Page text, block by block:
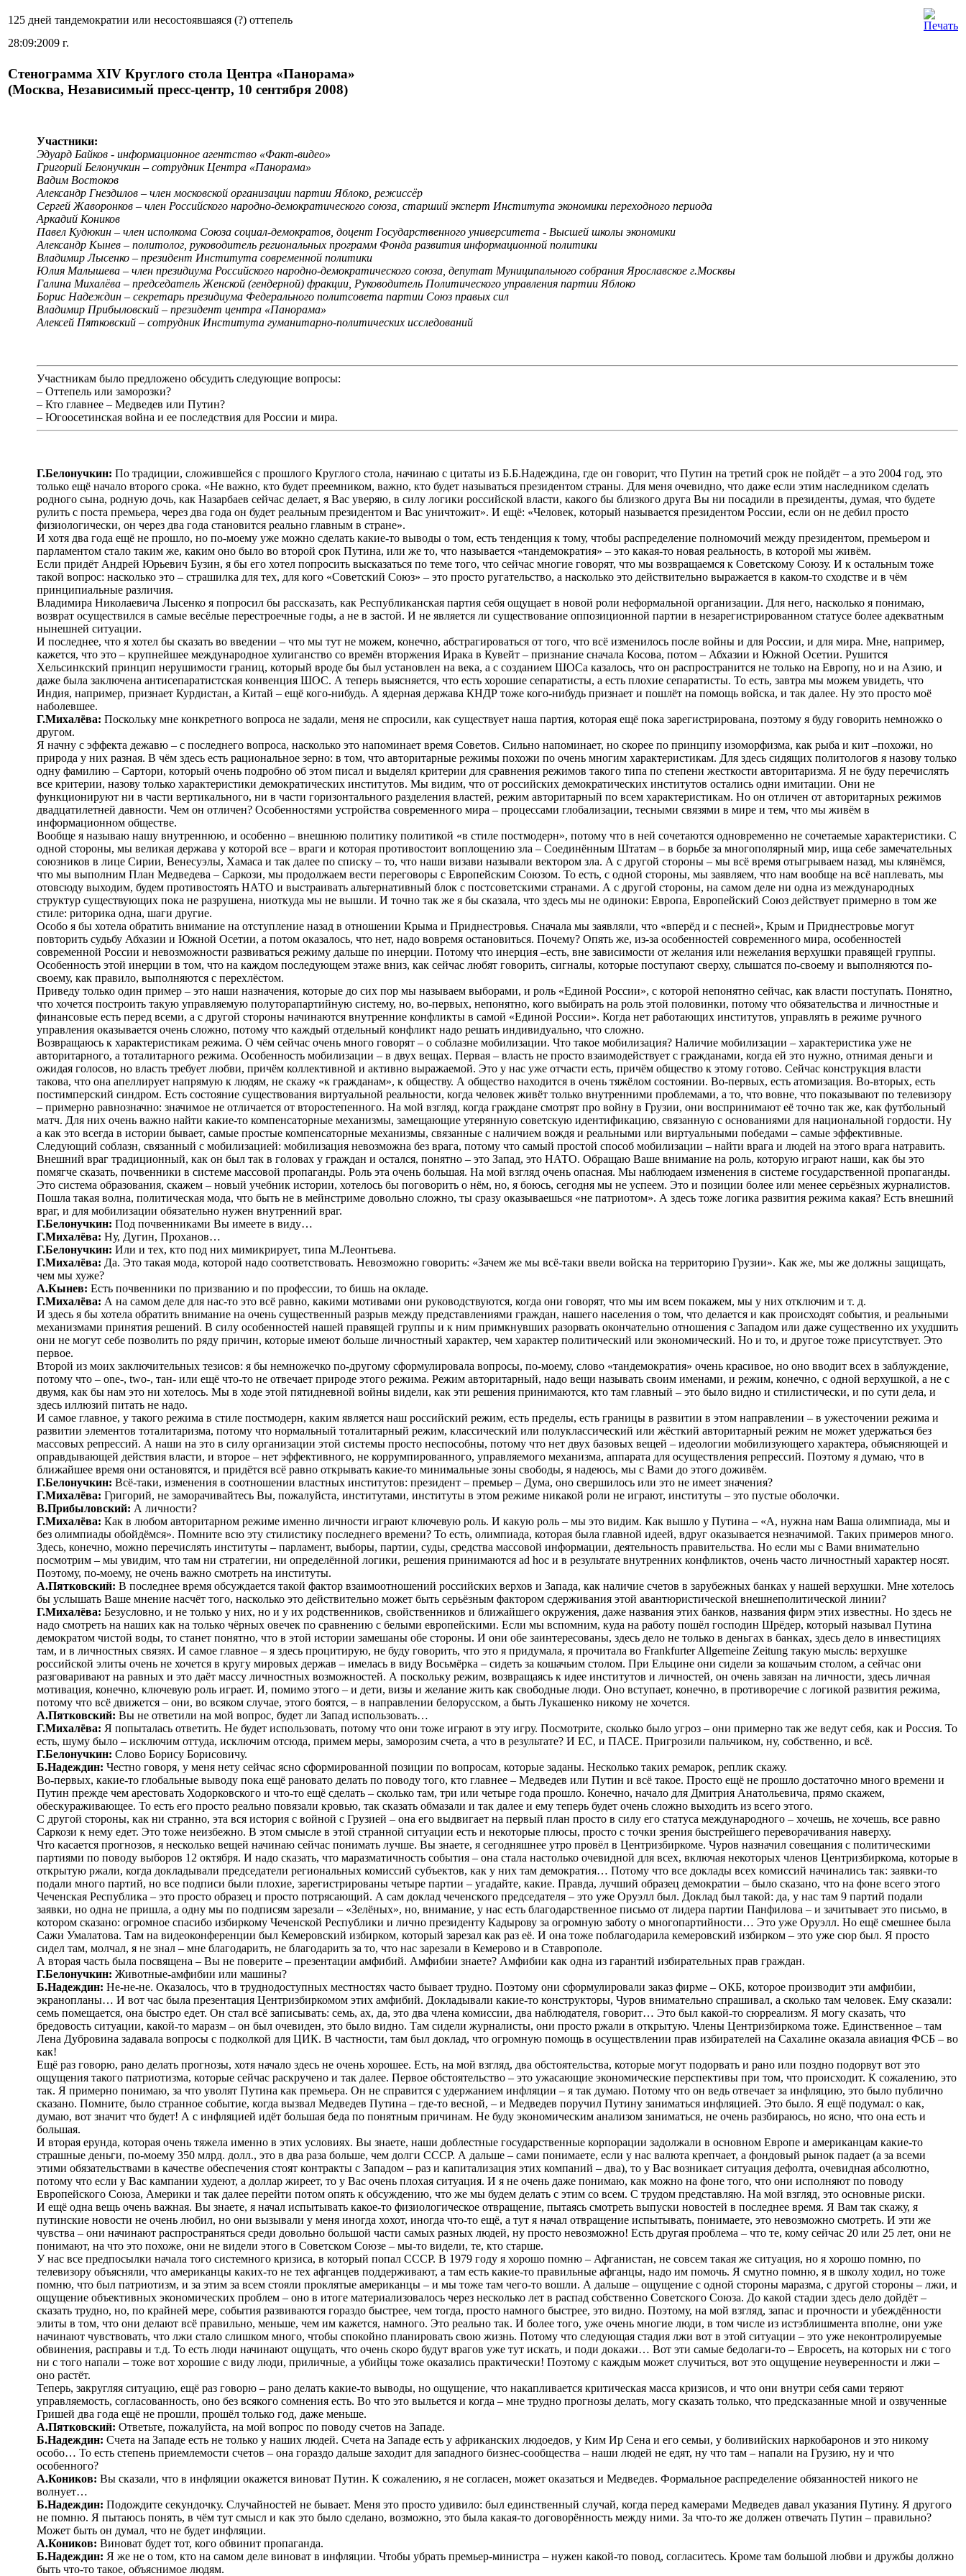
125 дней тандемократии или несостоявшаяся (?) оттепель
28:09:2009 г.
Стенограмма XIV Круглого стола Центра «Панорама»
(Москва, Независимый пресс-центр, 10 сентября 2008)
Участники:
Эдуард Байков - информационное агентство «Факт-видео»
Григорий Белонучкин – сотрудник Центра «Панорама»
Вадим Востоков
Александр Гнездилов – член московской организации партии Яблоко, режиссёр
Сергей Жаворонков – член Российского народно-демократического союза, старший эксперт Института экономики переходного периода
Аркадий Коников
Павел Кудюкин – член исполкома Союза социал-демократов, доцент Государственного университета - Высшей школы экономики
Александр Кынев – политолог, руководитель региональных программ Фонда развития информационной политики
Владимир Лысенко – президент Института современной политики
Юлия Малышева – член президиума Российского народно-демократического союза, депутат Муниципального собрания Ярославское г.Москвы
Галина Михалёва – председатель Женской (гендерной) фракции, Руководитель Политического управления партии Яблоко
Борис Надеждин – секретарь президиума Федерального политсовета партии Союз правых сил
Владимир Прибыловский – президент центра «Панорама»
Алексей Пятковский – сотрудник Института гуманитарно-политических исследований
Участникам было предложено обсудить следующие вопросы:
– Оттепель или заморозки?
– Кто главнее – Медведев или Путин?
– Югоосетинская война и ее последствия для России и мира.
Г.Белонучкин: По традиции, сложившейся с прошлого Круглого стола, начинаю с цитаты из Б.Б.Надеждина, где он говорит, что Путин на третий срок не пойдёт – а это 2004 год, это
только ещё начало второго срока. «Не важно, кто будет преемником, важно, кто будет называться президентом страны. Для меня очевидно, что даже если этим наследником сделать
родного сына, родную дочь, как Назарбаев сейчас делает, я Вас уверяю, в силу логики российской власти, какого бы близкого друга Вы ни посадили в президенты, думая, что будете
рулить с поста премьера, через два года он будет реальным президентом и Вас уничтожит». И ещё: «Человек, который называется президентом России, если он не дебил просто
физиологически, он через два года становится реально главным в стране».
И хотя два года ещё не прошло, но по-моему уже можно сделать какие-то выводы о том, есть тенденция к тому, чтобы распределение полномочий между президентом, премьером и
парламентом стало таким же, каким оно было во второй срок Путина, или же то, что называется «тандемократия» – это какая-то новая реальность, в которой мы живём.
Если придёт Андрей Юрьевич Бузин, я бы его хотел попросить высказаться по теме того, что сейчас многие говорят, что мы возвращаемся к Советскому Союзу. И к остальным тоже
такой вопрос: насколько это – страшилка для тех, для кого «Советский Союз» – это просто ругательство, а насколько это действительно выражается в каком-то сходстве и в чём
принципиальные различия.
Владимира Николаевича Лысенко я попросил бы рассказать, как Республиканская партия себя ощущает в новой роли неформальной организации. Для него, насколько я понимаю,
возврат осуществился в самые весёлые перестроечные годы, а не в застой. И не является ли существование оппозиционной партии в незарегистрированном статусе более адекватным
нынешней ситуации.
И последнее, что я хотел бы сказать во введении – что мы тут не можем, конечно, абстрагироваться от того, что всё изменилось после войны и для России, и для мира. Мне, например,
кажется, что это – крупнейшее международное хулиганство со времён вторжения Ирака в Кувейт – признание сначала Косова, потом – Абхазии и Южной Осетии. Рушится
Хельсинкский принцип нерушимости границ, который вроде бы был установлен на века, а с созданием ШОСа казалось, что он распространится не только на Европу, но и на Азию, и
даже была заключена антисепаратистская конвенция ШОС. А теперь выясняется, что есть хорошие сепаратисты, а есть плохие сепаратисты. То есть, завтра мы можем увидеть, что
Индия, например, признает Курдистан, а Китай – ещё кого-нибудь. А ядерная держава КНДР тоже кого-нибудь признает и пошлёт на помощь войска, и так далее. Ну это просто моё
наболевшее.
Г.Михалёва: Поскольку мне конкретного вопроса не задали, меня не спросили, как существует наша партия, которая ещё пока зарегистрирована, поэтому я буду говорить немножко о
другом.
Я начну с эффекта дежавю – с последнего вопроса, насколько это напоминает время Советов. Сильно напоминает, но скорее по принципу изоморфизма, как рыба и кит –похожи, но
природа у них разная. В чём здесь есть рациональное зерно: в том, что авторитарные режимы похожи по очень многим характеристикам. Для здесь сидящих политологов я назову только
одну фамилию – Сартори, который очень подробно об этом писал и выделял критерии для сравнения режимов такого типа по степени жесткости авторитаризма. Я не буду перечислять
все критерии, назову только характеристики демократических институтов. Мы видим, что от российских демократических институтов остались одни имитации. Они не
функционируют ни в части вертикального, ни в части горизонтального разделения властей, режим авторитарный по всем характеристикам. Но он отличен от авторитарных режимов
двадцатилетней давности. Чем он отличен? Особенностями устройства современного мира – процессами глобализации, тесными связями в мире и тем, что мы живём в
информационном обществе.
Вообще я называю нашу внутреннюю, и особенно – внешнюю политику политикой «в стиле постмодерн», потому что в ней сочетаются одновременно не сочетаемые характеристики. С
одной стороны, мы великая держава у которой все – враги и которая противостоит воплощению зла – Соединённым Штатам – в борьбе за многополярный мир, ища себе замечательных
союзников в лице Сирии, Венесуэлы, Хамаса и так далее по списку – то, что наши визави называли вектором зла. А с другой стороны – мы всё время отыгрываем назад, мы клянёмся,
что мы выполним План Медведева – Саркози, мы продолжаем вести переговоры с Европейским Союзом. То есть, с одной стороны, мы заявляем, что нам вообще на всё наплевать, мы
отовсюду выходим, будем противостоять НАТО и выстраивать альтернативный блок с постсоветскими странами. А с другой стороны, на самом деле ни одна из международных
структур существующих пока не разрушена, ниоткуда мы не вышли. И точно так же я бы сказала, что здесь мы не одиноки: Европа, Европейский Союз действует примерно в том же
стиле: риторика одна, шаги другие.
Особо я бы хотела обратить внимание на отступление назад в отношении Крыма и Приднестровья. Сначала мы заявляли, что «вперёд и с песней», Крым и Приднестровье могут
повторить судьбу Абхазии и Южной Осетии, а потом оказалось, что нет, надо вовремя остановиться. Почему? Опять же, из-за особенностей современного мира, особенностей
современной России и невозможности развиваться режиму дальше по инерции. Потому что инерция –есть, вне зависимости от желания или нежелания верхушки правящей группы.
Особенность этой инерции в том, что на каждом последующем этаже вниз, как сейчас любят говорить, сигналы, которые поступают сверху, слышатся по-своему и выполняются по-
своему, как правило, выполняются с перехлёстом.
Приведу только один пример – это наши назначения, которые до сих пор мы называем выборами, и роль «Единой России», с которой непонятно сейчас, как власти поступать. Понятно,
что хочется построить такую управляемую полуторапартийную систему, но, во-первых, непонятно, кого выбирать на роль этой половинки, потому что обязательства и личностные и
финансовые есть перед всеми, а с другой стороны начинаются внутренние конфликты в самой «Единой России». Когда нет работающих институтов, управлять в режиме ручного
управления оказывается очень сложно, потому что каждый отдельный конфликт надо решать индивидуально, что сложно.
Возвращаюсь к характеристикам режима. О чём сейчас очень много говорят – о соблазне мобилизации. Что такое мобилизация? Наличие мобилизации – характеристика уже не
авторитарного, а тоталитарного режима. Особенность мобилизации – в двух вещах. Первая – власть не просто взаимодействует с гражданами, когда ей это нужно, отнимая деньги и
ожидая голосов, но власть требует любви, причём коллективной и активно выражаемой. Это у нас уже отчасти есть, причём общество к этому готово. Сейчас конструкция власти
такова, что она апеллирует напрямую к людям, не скажу «к гражданам», к обществу. А общество находится в очень тяжёлом состоянии. Во-первых, есть атомизация. Во-вторых, есть
постимперский синдром. Есть состояние существования виртуальной реальности, когда человек живёт только внутренними проблемами, а то, что вовне, что показывают по телевизору
– примерно равнозначно: значимое не отличается от второстепенного. На мой взгляд, когда граждане смотрят про войну в Грузии, они воспринимают её точно так же, как футбольный
матч. Для них очень важно найти какие-то компенсаторные механизмы, замещающие утерянную советскую идентификацию, связанную с основаниями для национальной гордости. Ну
а как это всегда в истории бывает, самые простые компенсаторные механизмы, связанные с наличием вождя и реальными или виртуальными победами – самые эффективные.
Следующий соблазн, связанный с мобилизацией: мобилизация невозможна без врага, потому что самый простой способ мобилизации – найти врага и людей на этого врага натравить.
Внешний враг традиционный, как он был так в головах у граждан и остался, понятно – это Запад, это НАТО. Обращаю Ваше внимание на роль, которую играют наши, как бы это
помягче сказать, почвенники в системе массовой пропаганды. Роль эта очень большая. На мой взгляд очень опасная. Мы наблюдаем изменения в системе государственной пропаганды.
Это система образования, скажем – новый учебник истории, хотелось бы поговорить о нём, но, я боюсь, сегодня мы не успеем. Это и позиции более или менее серьёзных журналистов.
Пошла такая волна, политическая мода, что быть не в мейнстриме довольно сложно, ты сразу оказываешься «не патриотом». А здесь тоже логика развития режима какая? Есть внешний
враг, и для мобилизации обязательно нужен внутренний враг.
Г.Белонучкин: Под почвенниками Вы имеете в виду…
Г.Михалёва: Ну, Дугин, Проханов…
Г.Белонучкин: Или и тех, кто под них мимикрирует, типа М.Леонтьева.
Г.Михалёва: Да. Это такая мода, которой надо соответствовать. Невозможно говорить: «Зачем же мы всё-таки ввели войска на территорию Грузии». Как же, мы же должны защищать,
чем мы хуже?
А.Кынев: Есть почвенники по призванию и по профессии, то бишь на окладе.
Г.Михалёва: А на самом деле для нас-то это всё равно, какими мотивами они руководствуются, когда они говорят, что мы им всем покажем, мы у них отключим и т. д.
И здесь я бы хотела обратить внимание на очень существенный разрыв между представлениями граждан, нашего населения о том, что делается и как происходят события, и реальными
механизмами принятия решений. В силу особенностей нашей правящей группы и к ним примкнувших разорвать окончательно отношения с Западом или даже существенно их ухудшить
они не могут себе позволить по ряду причин, которые имеют больше личностный характер, чем характер политический или экономический. Но и то, и другое тоже присутствует. Это
первое.
Второй из моих заключительных тезисов: я бы немножечко по-другому сформулировала вопросы, по-моему, слово «тандемократия» очень красивое, но оно вводит всех в заблуждение,
потому что – one-, two-, тан- или ещё что-то не отвечает природе этого режима. Режим авторитарный, надо вещи называть своим именами, и режим, конечно, с одной верхушкой, а не с
двумя, как бы нам это ни хотелось. Мы в ходе этой пятидневной войны видели, как эти решения принимаются, кто там главный – это было видно и стилистически, и по сути дела, и
здесь иллюзий питать не надо.
И самое главное, у такого режима в стиле постмодерн, каким является наш российский режим, есть пределы, есть границы в развитии в этом направлении – в ужесточении режима и
развитии элементов тоталитаризма, потому что нормальный тоталитарный режим, классический или полуклассический или жёсткий авторитарный режим не может удержаться без
массовых репрессий. А наши на это в силу организации этой системы просто неспособны, потому что нет двух базовых вещей – идеологии мобилизующего характера, объясняющей и
оправдывающей действия власти, и второе – нет эффективного, не коррумпированного, управляемого механизма, аппарата для осуществления репрессий. Поэтому я думаю, что в
ближайшее время они остановятся, и придётся всё равно открывать какие-то минимальные зоны свободы, я надеюсь, мы с Вами до этого доживём.
Г.Белонучкин: Всё-таки, изменения в соотношении властных институтов: президент – премьер – Дума, оно свершилось или это не имеет значения?
Г.Михалёва: Григорий, не заморачивайтесь Вы, пожалуйста, институтами, институты в этом режиме никакой роли не играют, институты – это пустые оболочки.
В.Прибыловский: А личности?
Г.Михалёва: Как в любом авторитарном режиме именно личности играют ключевую роль. И какую роль – мы это видим. Как вышло у Путина – «А, нужна нам Ваша олимпиада, мы и
без олимпиады обойдёмся». Помните всю эту стилистику последнего времени? То есть, олимпиада, которая была главной идеей, вдруг оказывается незначимой. Таких примеров много.
Здесь, конечно, можно перечислять институты – парламент, выборы, партии, суды, средства массовой информации, деятельность правительства. Но если мы с Вами внимательно
посмотрим – мы увидим, что там ни стратегии, ни определённой логики, решения принимаются ad hoc и в результате внутренних конфликтов, очень часто личностный характер носят.
Поэтому, по-моему, не очень важно смотреть на институты.
А.Пятковский: В последнее время обсуждается такой фактор взаимоотношений российских верхов и Запада, как наличие счетов в зарубежных банках у нашей верхушки. Мне хотелось
бы услышать Ваше мнение насчёт того, насколько это действительно может быть серьёзным фактором сдерживания этой авантюристической внешнеполитической линии?
Г.Михалёва: Безусловно, и не только у них, но и у их родственников, свойственников и ближайшего окружения, даже названия этих банков, названия фирм этих известны. Но здесь не
надо смотреть на наших как на только чёрных овечек по сравнению с белыми европейскими. Если мы вспомним, куда на работу пошёл господин Шрёдер, который называл Путина
демократом чистой воды, то станет понятно, что в этой истории замешаны обе стороны. И они обе заинтересованы, здесь дело не только в деньгах в банках, здесь дело в инвестициях
там, и в личностных связях. И самое главное – я здесь процитирую, не буду говорить, что это я придумала, я прочитала во Frankfurter Allgemeine Zeitung такую мысль: верхушке
российской элиты очень не хочется в кругу мировых держав – имелась в виду Восьмёрка – сидеть за кошачьим столом. При Ельцине они сидели за кошачьим столом, а сейчас они
разговаривают на равных и это даёт массу личностных возможностей. А поскольку режим, возвращаясь к идее институтов и личностей, он очень завязан на личности, здесь личная
мотивация, конечно, ключевую роль играет. И, помимо этого – и дети, визы и желание жить как свободные люди. Оно вступает, конечно, в противоречие с логикой развития режима,
потому что всё движется – они, во всяком случае, этого боятся, – в направлении белорусском, а быть Лукашенко никому не хочется.
А.Пятковский: Вы не ответили на мой вопрос, будет ли Запад использовать…
Г.Михалёва: Я попыталась ответить. Не будет использовать, потому что они тоже играют в эту игру. Посмотрите, сколько было угроз – они примерно так же ведут себя, как и Россия. То
есть, шуму было – исключим оттуда, исключим отсюда, примем меры, заморозим счета, а что в результате? И ЕС, и ПАСЕ. Пригрозили пальчиком, ну, собственно, и всё.
Г.Белонучкин: Слово Борису Борисовичу.
Б.Надеждин: Честно говоря, у меня нету сейчас ясно сформированной позиции по вопросам, которые заданы. Несколько таких ремарок, реплик скажу.
Во-первых, какие-то глобальные выводу пока ещё рановато делать по поводу того, кто главнее – Медведев или Путин и всё такое. Просто ещё не прошло достаточно много времени и
Путин прежде чем арестовать Ходорковского и что-то ещё сделать – сколько там, три или четыре года прошло. Конечно, начало для Дмитрия Анатольевича, прямо скажем,
обескураживающее. То есть его просто реально повязали кровью, так сказать обмазали и так далее и ему теперь будет очень сложно выходить из всего этого.
С другой стороны, как ни странно, эта вся история с войной с Грузией – она его выдвигает на первый план просто в силу его статуса международного – хочешь, не хочешь, все равно
Саркози к нему едет. Это тоже неизбежно. В этом смысле в этой странной ситуации есть и некоторые плюсы, просто с точки зрения быстрейшего переворачивания наверху.
Что касается прогнозов, я несколько вещей начинаю сейчас понимать лучше. Вы знаете, я сегодняшнее утро провёл в Центризбиркоме. Чуров назначил совещания с политическими
партиями по поводу выборов 12 октября. И надо сказать, что маразматичность события – она стала настолько очевидной для всех, включая некоторых членов Центризбиркома, которые в
открытую ржали, когда докладывали председатели региональных комиссий субъектов, как у них там демократия… Потому что все доклады всех комиссий начинались так: заявки-то
подали много партий, но все подписи были плохие, зарегистрированы четыре партии – угадайте, какие. Правда, лучший образец демократии – было сказано, что на фоне всего этого
Чеченская Республика – это просто образец и просто потрясающий. А сам доклад чеченского председателя – это уже Оруэлл был. Доклад был такой: да, у нас там 9 партий подали
заявки, но одна не пришла, а одну мы по подписям зарезали – «Зелёных», но, внимание, у нас есть благодарственное письмо от лидера партии Панфилова – и зачитывает это письмо, в
котором сказано: огромное спасибо избиркому Чеченской Республики и лично президенту Кадырову за огромную заботу о многопартийности… Это уже Оруэлл. Но ещё смешнее была
Сажи Умалатова. Там на видеоконференции был Кемеровский избирком, который зарезал как раз её. И она тоже поблагодарила кемеровский избирком – это уже сюр был. Я просто
сидел там, молчал, я не знал – мне благодарить, не благодарить за то, что нас зарезали в Кемерово и в Ставрополе.
А вторая часть была посвящена – Вы не поверите – презентации амфибий. Амфибии знаете? Амфибии как одна из гарантий избирательных прав граждан.
Г.Белонучкин: Животные-амфибии или машины?
Б.Надеждин: Не-не-не. Оказалось, что в труднодоступных местностях часто бывает трудно. Поэтому они сформулировали заказ фирме – ОКБ, которое производит эти амфибии,
экранопланы… И вот час была презентация Центризбиркомом этих амфибий. Докладывали какие-то конструкторы, Чуров внимательно спрашивал, а сколько там человек. Ему сказали:
семь помещается, она быстро едет. Он стал всё записывать: семь, ах, да, это два члена комиссии, два наблюдателя, говорит… Это был какой-то сюрреализм. Я могу сказать, что
бредовость ситуации, какой-то маразм – он был очевиден, это было видно. Там сидели журналисты, они просто ржали в открытую. Члены Центризбиркома тоже. Единственное – там
Лена Дубровина задавала вопросы с подколкой для ЦИК. В частности, там был доклад, что огромную помощь в осуществлении прав избирателей на Сахалине оказала авиация ФСБ – во
как!
Ещё раз говорю, рано делать прогнозы, хотя начало здесь не очень хорошее. Есть, на мой взгляд, два обстоятельства, которые могут подорвать и рано или поздно подорвут вот это
ощущения такого патриотизма, которые сейчас раскручено и так далее. Первое обстоятельство – это ужасающие экономические перспективы при том, что происходит. К сожалению, это
так. Я примерно понимаю, за что уволят Путина как премьера. Он не справится с удержанием инфляции – я так думаю. Потому что он ведь отвечает за инфляцию, это было публично
сказано. Помните, было странное событие, когда вызвал Медведев Путина – где-то весной, – и Медведев поручил Путину заниматься инфляцией. Это было. Я ещё подумал: о как,
думаю, вот значит что будет! А с инфляцией идёт большая беда по понятным причинам. Не буду экономическим анализом заниматься, не очень разбираюсь, но ясно, что она есть и
большая.
И вторая ерунда, которая очень тяжела именно в этих условиях. Вы знаете, наши доблестные государственные корпорации задолжали в основном Европе и американцам какие-то
страшные деньги, по-моему 350 млрд. долл., это в два раза больше, чем долги СССР. А дальше – сами понимаете, если у нас валюта крепчает, а фондовый рынок падает (а за всеми
этими обязательствами в качестве обеспечения стоят контракты с Западом – раз и капитализация этих компаний – два), то у Вас возникает ситуация дефолта, очевидная абсолютно,
потому что если у Вас кампании худеют, а доллар жиреет, то у Вас очень плохая ситуация. И я не очень даже понимаю, как можно на фоне того, что они исполняют по поводу
Европейского Союза, Америки и так далее перейти потом опять к обсуждению, что же мы будем делать с этим со всем. С трудом представляю. На мой взгляд, это основные риски.
И ещё одна вещь очень важная. Вы знаете, я начал испытывать какое-то физиологическое отвращение, пытаясь смотреть выпуски новостей в последнее время. Я Вам так скажу, я
путинские новости не очень любил, но они вызывали у меня иногда хохот, иногда что-то ещё, а тут я начал отвращение испытывать, понимаете, это невозможно смотреть. И эти же
чувства – они начинают распространяться среди довольно большой части самых разных людей, ну просто невозможно! Есть другая проблема – что те, кому сейчас 20 или 25 лет, они не
понимают, на что это похоже, они не видели этого в Советском Союзе – мы-то видели, те, кто старше.
У нас все предпосылки начала того системного кризиса, в который попал СССР. В 1979 году я хорошо помню – Афганистан, не совсем такая же ситуация, но я хорошо помню, по
телевизору объясняли, что американцы каких-то не тех афганцев поддерживают, а там есть какие-то правильные афганцы, надо им помочь. Я смутно помню, я в школу ходил, но тоже
помню, что был патриотизм, и за этим за всем стояли проклятые американцы – и мы тоже там чего-то вошли. А дальше – ощущение с одной стороны маразма, с другой стороны – лжи, и
ощущение объективных экономических проблем – оно в итоге материализовалось через несколько лет в распад собственно Советского Союза. До какой стадии здесь дело дойдёт –
сказать трудно, но, по крайней мере, события развиваются гораздо быстрее, чем тогда, просто намного быстрее, это видно. Поэтому, на мой взгляд, запас и прочности и убеждённости
элиты в том, что они делают всё правильно, меньше, чем им кажется, намного. Это реально так. И более того, уже очень многие люди, в том числе из истэблишмента вполне, они уже
начинают чувствовать, что лжи стало слишком много, чтобы спокойно планировать свою жизнь. Потому что следующая стадия лжи вот в этой ситуации – это уже неконтролируемые
обвинения, расправы и т.д. То есть люди начинают ощущать, что очень скоро будут врагов уже тут искать, и поди докажи… Вот эти самые бедолаги-то – Евросеть, на которых ни с того
ни с того напали – тоже вот хорошие с виду люди, приличные, а убийцы тоже оказались практически! Поэтому с каждым может случиться, вот это ощущение неуверенности и лжи –
оно растёт.
Теперь, закругляя ситуацию, ещё раз говорю – рано делать какие-то выводы, но ощущение, что накапливается критическая масса кризисов, и что они внутри себя сами теряют
управляемость, согласованность, оно без всякого сомнения есть. Во что это выльется и когда – мне трудно прогнозы делать, могу сказать только, что предсказанные мной и озвученные
Гришей два года ещё не прошли, прошёл только год, даже меньше.
А.Пятковский: Ответьте, пожалуйста, на мой вопрос по поводу счетов на Западе.
Б.Надеждин: Счета на Западе есть не только у наших людей. Счета на Западе есть у африканских людоедов, у Ким Ир Сена и его семьи, у боливийских наркобаронов и это никому
особо… То есть степень приемлемости счетов – она гораздо дальше заходит для западного бизнес-сообщества – наши людей не едят, ну что там – напали на Грузию, ну и что
особенного?
А.Коников: Вы сказали, что в инфляции окажется виноват Путин. К сожалению, я не согласен, может оказаться и Медведев. Формальное распределение обязанностей никого не
волнует…
Б.Надеждин: Подождите секундочку. Случайностей не бывает. Меня это просто удивило: был единственный случай, когда перед камерами Медведев давал указания Путину. Я другого
не помню. Я пытаюсь понять, в чём тут смысл и как это было сделано, возможно, это была какая-то договорённость между ними. За что-то же должен отвечать Путин – правильно?
Может быть он думал, что не будет инфляции.
А.Коников: Виноват будет тот, кого обвинит пропаганда.
Б.Надеждин: Я же не о том, кто на самом деле виноват в инфляции. Чтобы убрать премьер-министра – нужен какой-то повод, согласитесь. Кроме там большой любви и дружбы должно
быть что-то такое, объяснимое людям.